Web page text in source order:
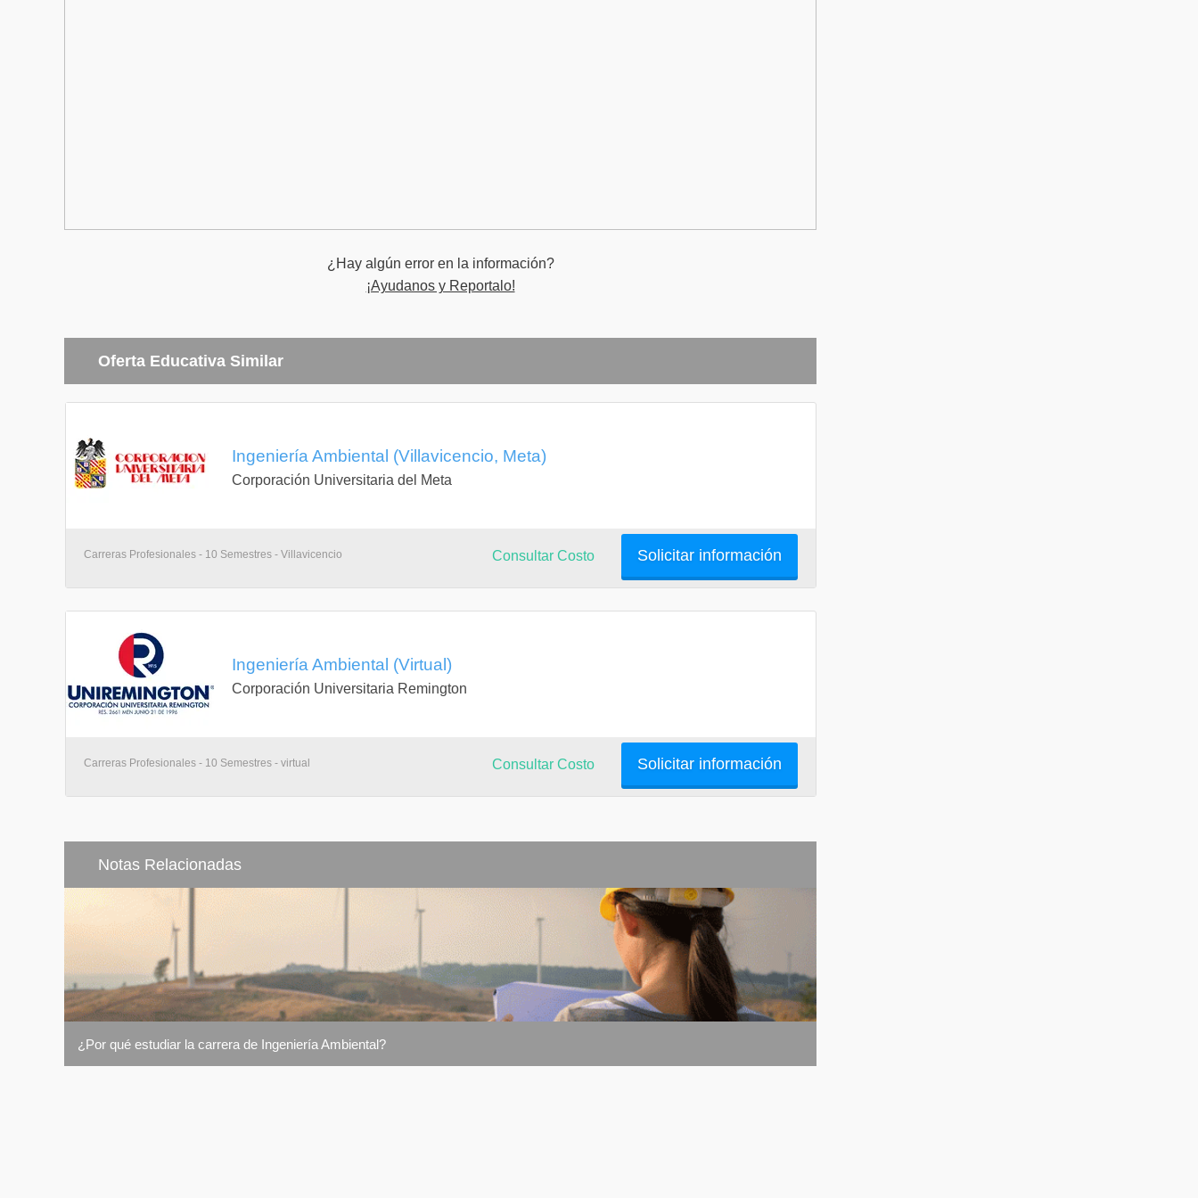
¿Hay algún error en la información?
¡Ayudanos y Reportalo!
Oferta Educativa Similar
Ingeniería Ambiental (Villavicencio, Meta)
Corporación Universitaria del Meta
Carreras Profesionales - 10 Semestres - Villavicencio Solicitar información
Consultar Costo
Ingeniería Ambiental (Virtual)
Corporación Universitaria Remington
Carreras Profesionales - 10 Semestres - virtual Solicitar información
Consultar Costo
Notas Relacionadas
¿Por qué estudiar la carrera de Ingeniería Ambiental?